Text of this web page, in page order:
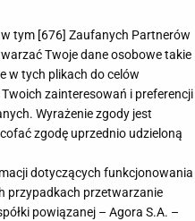
tym [676] Zaufanych Partnerów
Twoje dane osobowe takie
w tych plikach do celów
zainteresowań i preferencji
Wyrażenie zgody jest
zgodę uprzednio udzieloną
dotyczących funkcjonowania
przypadkach przetwarzanie
powiązanej – Agora S.A. –